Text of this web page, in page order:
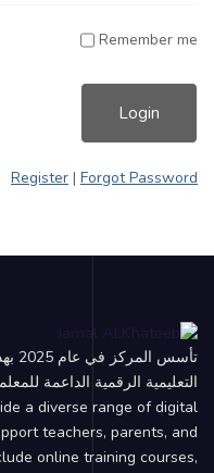
Remember me
Register | Forgot Password
a diverse range of digital
teachers, parents, and
online training courses,